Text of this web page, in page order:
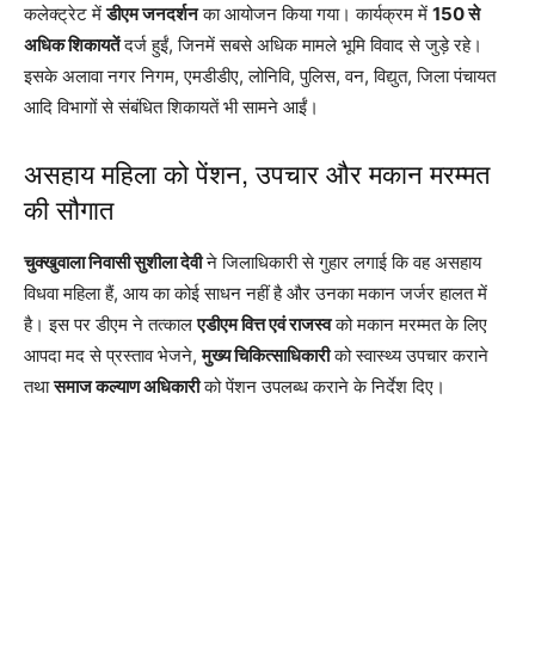
कलेक्ट्रेट मेंडीएम जनदर्शनका आयोजन किया गया। कार्यक्रम में 150 से
अधिक शिकायतेंदर्ज हुईं, जिनमें सबसे अधिक मामले भूमि विवाद से जुड़े रहे।
इसके अलावा नगर निगम, एमडीडीए, लोनिवि, पुलिस, वन, विद्युत, जिला पंचायत
आदि विभागों से संबंधित शिकायतें भी सामने आईं।
असहाय महिला को पेंशन, उपचार और मकान मरम्मत
की सौगात
चुक्खुवाला निवासी सुशीला देवीने जिलाधिकारी से गुहार लगाई कि वह असहाय
विधवा महिला हैं, आय का कोई साधन नहीं है और उनका मकान जर्जर हालत में
है। इस पर डीएम ने तत्कालएडीएम वित्त एवं राजस्वको मकान मरम्मत के लिए
आपदा मद से प्रस्ताव भेजने,मुख्य चिकित्साधिकारीको स्वास्थ्य उपचार कराने
तथासमाज कल्याण अधिकारीको पेंशन उपलब्ध कराने के निर्देश दिए।